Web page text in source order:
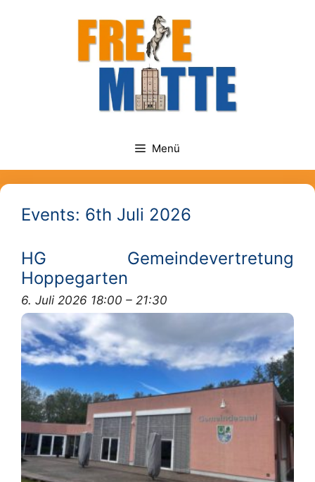
Menü
Events: 6th Juli 2026
HG Gemeindevertretung
Hoppegarten
6. Juli 2026 18:00 – 21:30